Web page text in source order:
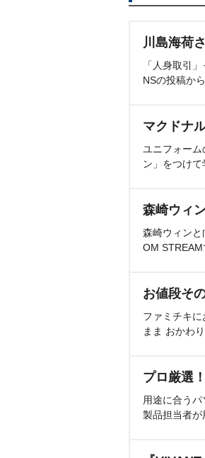
川島海荷
「人身取引
NSの投稿か
マクドナ
ユニフォー
ン」をつけ
森崎ウィ
森崎ウィン
OM STREAM
お値段そ
ファミチキ
まま おかわ
プロ厳選
用途に合う
製品担当者が